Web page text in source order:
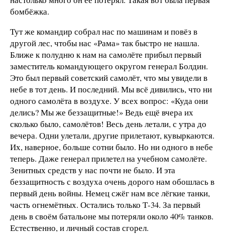
бомбёжка.
Тут же командир собрал нас по машинам и повёз в
другой лес, чтобы нас «Рама» так быстро не нашла.
Ближе к полудню к нам на самолёте прибыл первый
заместитель командующего округом генерал Болдин.
Это был первый советский самолёт, что мы увидели в
небе в тот день. И последний. Мы всё дивились, что ни
одного самолёта в воздухе. У всех вопрос: «Куда они
делись? Мы же беззащитные!» Ведь ещё вчера их
сколько было, самолётов! Весь день летали, с утра до
вечера. Одни улетали, другие прилетают, кувыркаются.
Их, наверное, больше сотни было. Но ни одного в небе
теперь. Даже генерал прилетел на учебном самолёте.
Зенитных средств у нас почти не было. И эта
беззащитность с воздуха очень дорого нам обошлась в
первый день войны. Немец сжёг нам все лёгкие танки,
часть огнемётных. Остались только Т-34. За первый
день в своём батальоне мы потеряли около 40% танков.
Естественно, и личный состав сгорел.